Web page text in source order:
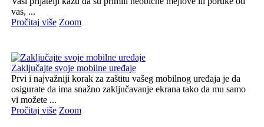
vas, ...
Pročitaj više Zoom
Zaključajte svoje mobilne uređaje
Prvi i najvažniji korak za zaštitu vašeg mobilnog uređaja je da
osigurate da ima snažno zaključavanje ekrana tako da mu samo
vi možete ...
Pročitaj više Zoom